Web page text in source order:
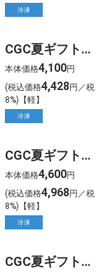
冷凍
CGC夏ギフト【1403】横濱馬車道 あいすもなかセット(17個)
本体価格4,100円
(税込価格4,428円／税
8%)【軽】
冷凍
CGC夏ギフト【1406】マルガー 受賞・まるごと能登ジェラート2026(8個)
本体価格4,600円
(税込価格4,968円／税
8%)【軽】
冷凍
CGC夏ギフト【1503】ゴディバ アイスシーズナルコレクション(8個)